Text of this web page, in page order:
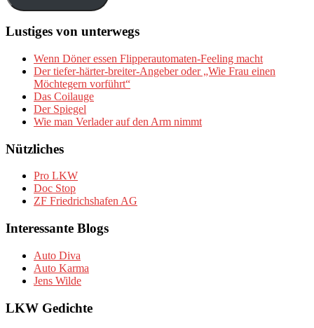
Lustiges von unterwegs
Wenn Döner essen Flipperautomaten-Feeling macht
Der tiefer-härter-breiter-Angeber oder „Wie Frau einen
Möchtegern vorführt“
Das Coilauge
Der Spiegel
Wie man Verlader auf den Arm nimmt
Nützliches
Pro LKW
Doc Stop
ZF Friedrichshafen AG
Interessante Blogs
Auto Diva
Auto Karma
Jens Wilde
LKW Gedichte